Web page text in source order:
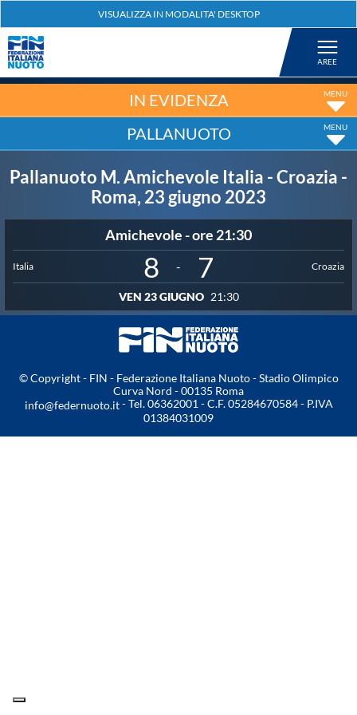
Nuoto
Tuffi
Artistico
Fondo
Salvamento
Master
Formazione
IN EVIDENZA
PALLANUOTO
Pallanuoto M. Amichevole Italia - Croazia -
Roma, 23 giugno 2023
Amichevole - ore 21:30
Italia 8 - 7 Croazia
VEN 23 GIUGNO 21:30
© Copyright - FIN - Federazione Italiana Nuoto - Stadio Olimpico
Curva Nord - 00135 Roma
info@federnuoto.it- Tel. 06362001 - C.F. 05284670584 - P.IVA
01384031009